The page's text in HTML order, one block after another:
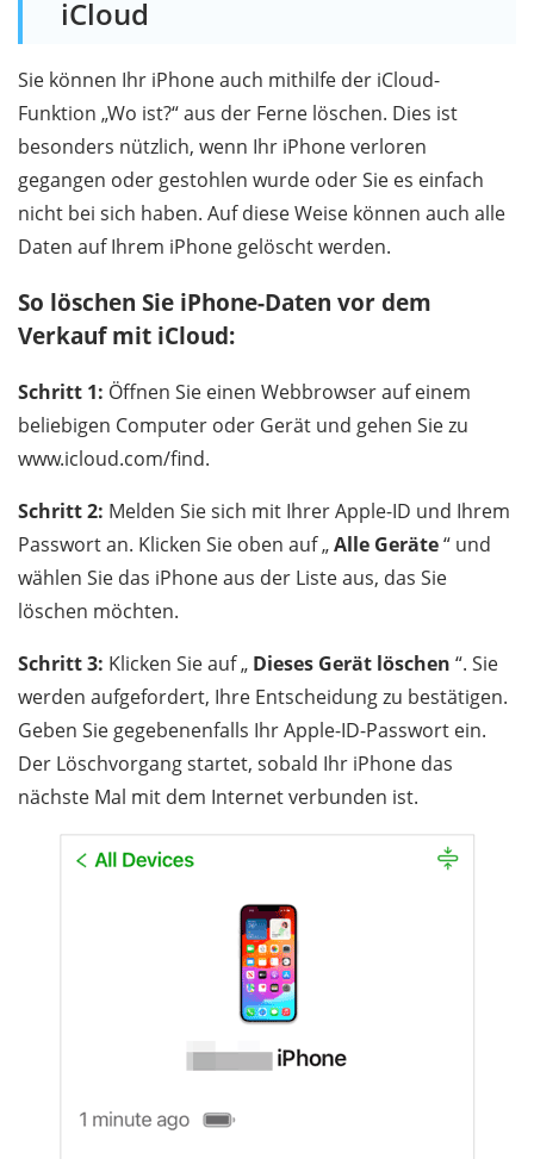
iCloud
Sie können Ihr iPhone auch mithilfe der iCloud-
Funktion „Wo ist?“ aus der Ferne löschen. Dies ist
besonders nützlich, wenn Ihr iPhone verloren
gegangen oder gestohlen wurde oder Sie es einfach
nicht bei sich haben. Auf diese Weise können auch alle
Daten auf Ihrem iPhone gelöscht werden.
So löschen Sie iPhone-Daten vor dem
Verkauf mit iCloud:
Schritt 1: Öffnen Sie einen Webbrowser auf einem
beliebigen Computer oder Gerät und gehen Sie zu
www.icloud.com/find.
Schritt 2: Melden Sie sich mit Ihrer Apple-ID und Ihrem
Passwort an. Klicken Sie oben auf „Alle Geräte“ und
wählen Sie das iPhone aus der Liste aus, das Sie
löschen möchten.
Schritt 3: Klicken Sie auf „ Dieses Gerät löschen “. Sie
werden aufgefordert, Ihre Entscheidung zu bestätigen.
Geben Sie gegebenenfalls Ihr Apple-ID-Passwort ein.
Der Löschvorgang startet, sobald Ihr iPhone das
nächste Mal mit dem Internet verbunden ist.